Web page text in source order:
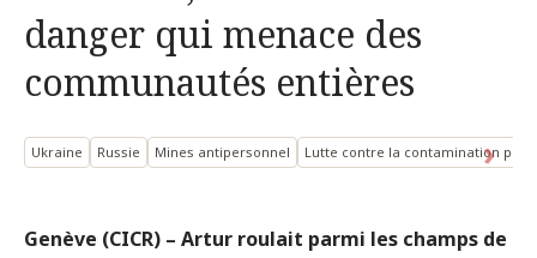
danger qui menace des
communautés entières
Ukraine Russie Mines antipersonnel Lutte contre la contamination par
Genève (CICR) – Artur roulait parmi les champs de